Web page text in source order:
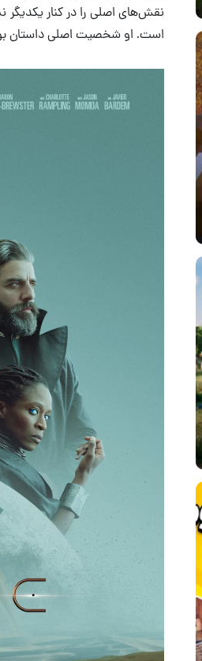
نقش‌های اصلی را در کنار
است. او شخصیت اصلی داستان